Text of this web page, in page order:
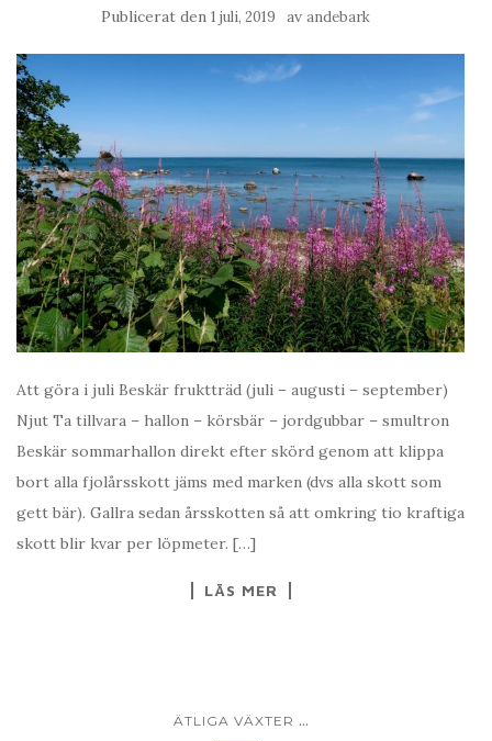
Publicerat den 1 juli, 2019 av andebark
Att göra i juli Beskär fruktträd (juli – augusti – september)
Njut Ta tillvara – hallon – körsbär – jordgubbar – smultron
Beskär sommarhallon direkt efter skörd genom att klippa
bort alla fjolårsskott jäms med marken (dvs alla skott som
gett bär). Gallra sedan årsskotten så att omkring tio kraftiga
skott blir kvar per löpmeter. […]
LÄS MER
ÄTLIGA VÄXTER ...